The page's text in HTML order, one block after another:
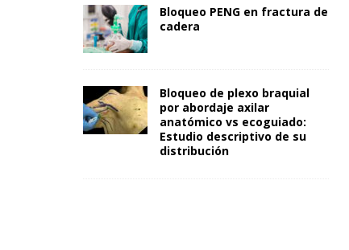
Bloqueo PENG en fractura de
cadera
Bloqueo de plexo braquial
por abordaje axilar
anatómico vs ecoguiado:
Estudio descriptivo de su
distribución